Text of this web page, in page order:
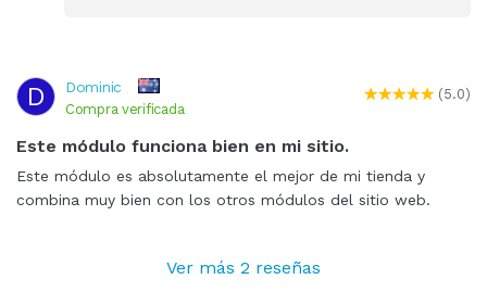
D Dominic
Compra verificada
(5.0)
Este módulo funciona bien en mi sitio.
Este módulo es absolutamente el mejor de mi tienda y
combina muy bien con los otros módulos del sitio web.
Ver más 2 reseñas